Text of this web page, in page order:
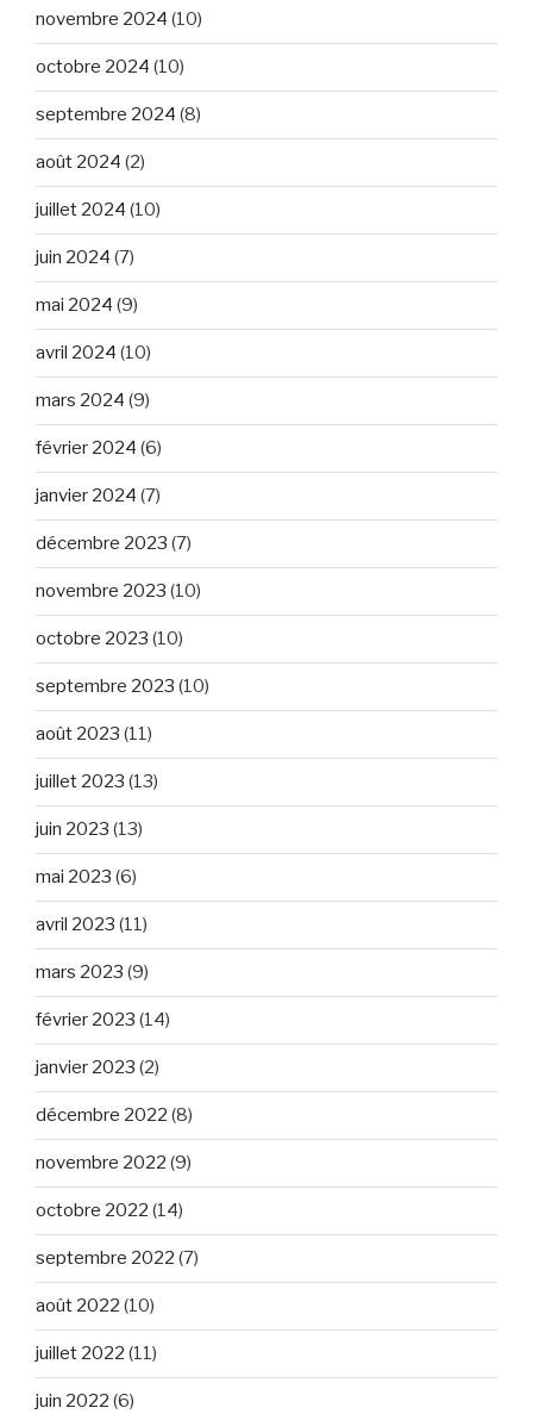
novembre 2024 (10)
octobre 2024 (10)
septembre 2024 (8)
août 2024 (2)
juillet 2024 (10)
juin 2024 (7)
mai 2024 (9)
avril 2024 (10)
mars 2024 (9)
février 2024 (6)
janvier 2024 (7)
décembre 2023 (7)
novembre 2023 (10)
octobre 2023 (10)
septembre 2023 (10)
août 2023 (11)
juillet 2023 (13)
juin 2023 (13)
mai 2023 (6)
avril 2023 (11)
mars 2023 (9)
février 2023 (14)
janvier 2023 (2)
décembre 2022 (8)
novembre 2022 (9)
octobre 2022 (14)
septembre 2022 (7)
août 2022 (10)
juillet 2022 (11)
juin 2022 (6)